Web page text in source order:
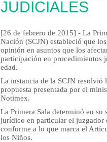
sJUDICIALES
[26 de febrero de 2015] - La
Nación (SCJN) estableció que
opinión en asuntos que los
participación en procedimientos
edad.
La instancia de la SCJN resolvió
propuesta presentada por el
Notimex.
La Primera Sala determinó en
jurídico en particular el juzgador
conforme a lo que marca el
los Niños.